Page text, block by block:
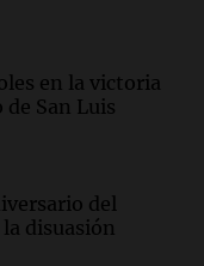
en la victoria
San Luis
del
disuasión